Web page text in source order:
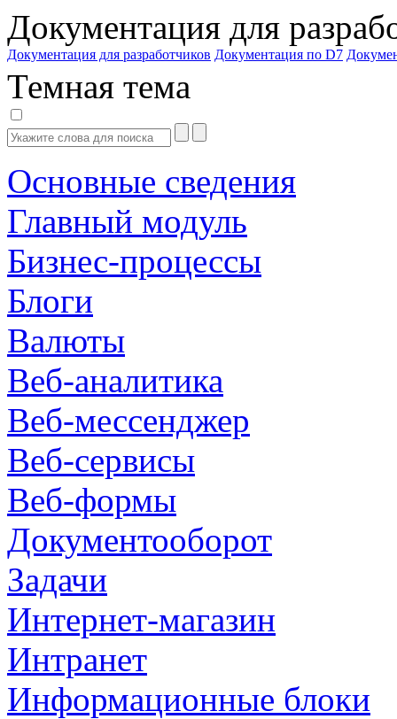
Документация для
Документация для разработчиков Документация по D7
Темная тема
Основные сведения
Главный модуль
Бизнес-процессы
Блоги
Валюты
Веб-аналитика
Веб-мессенджер
Веб-сервисы
Веб-формы
Документооборот
Задачи
Интернет-магазин
Интранет
Информационные блоки